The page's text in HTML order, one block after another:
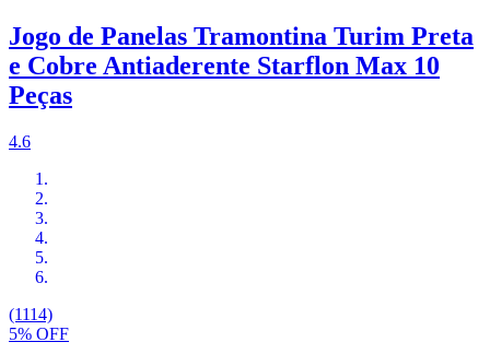
Jogo de Panelas Tramontina Turim Preta
e Cobre Antiaderente Starflon Max 10
Peças
4.6
(1114)
5% OFF